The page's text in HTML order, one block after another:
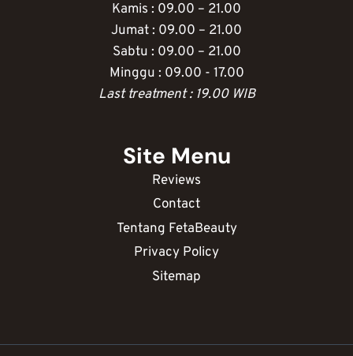
Kamis : 09.00 – 21.00
Jumat : 09.00 – 21.00
Sabtu : 09.00 – 21.00
Minggu : 09.00 - 17.00
Last treatment : 19.00 WIB
Site Menu
Reviews
Contact
Tentang FetaBeauty
Privacy Policy
Sitemap